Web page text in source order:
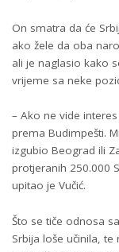
On smatra da će
ako žele da oba
ali je naglasio kako
vrijeme sa neke
– Ako ne vide
prema Budimpešti.
izgubio Beograd ili
protjeranih 250.000
upitao je Vučić.
Što se tiče odnosa
Srbija loše učinila, te